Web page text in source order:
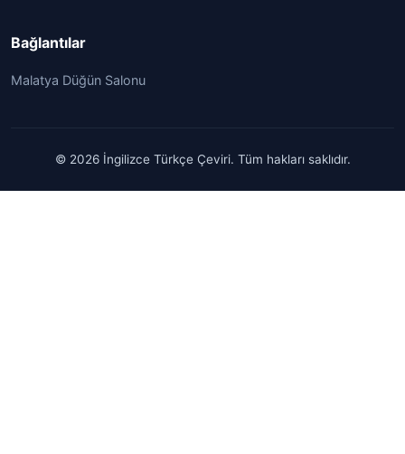
Bağlantılar
Malatya Düğün Salonu
© 2026 İngilizce Türkçe Çeviri. Tüm hakları saklıdır.